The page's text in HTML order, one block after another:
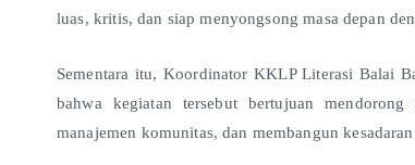
luas, kritis, dan siap menyongsong masa depan
Sementara itu, Koordinator KKLP Literasi Balai
bahwa kegiatan tersebut bertujuan
manajemen komunitas, dan membangun